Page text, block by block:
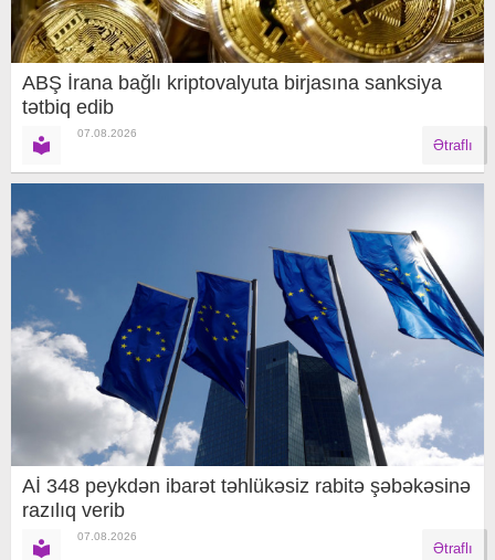
ABŞ İrana bağlı kriptovalyuta birjasına sanksiya
tətbiq edib
07.08.2026
Ətraflı
Aİ 348 peykdən ibarət təhlükəsiz rabitə şəbəkəsinə
razılıq verib
07.08.2026
Ətraflı